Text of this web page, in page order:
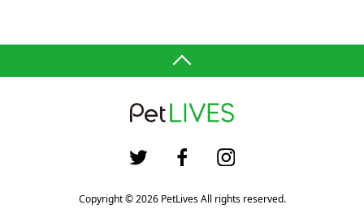
Copyright © 2026 PetLives All rights reserved.